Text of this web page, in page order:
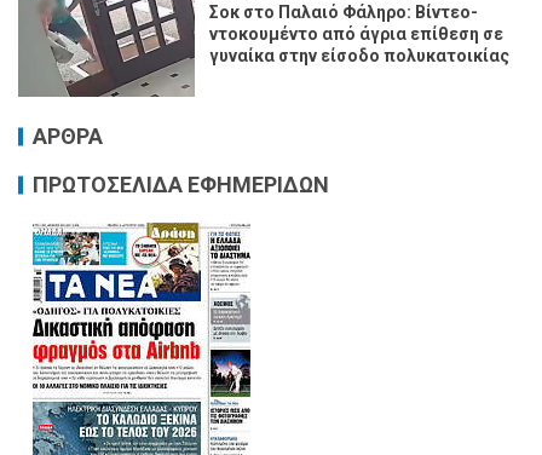
Σοκ στο Παλαιό Φάληρο: Βίντεο-
ντοκουμέντο από άγρια επίθεση σε
γυναίκα στην είσοδο πολυκατοικίας
ΑΡΘΡΑ
ΠΡΩΤΟΣΕΛΙΔΑ ΕΦΗΜΕΡΙΔΩΝ